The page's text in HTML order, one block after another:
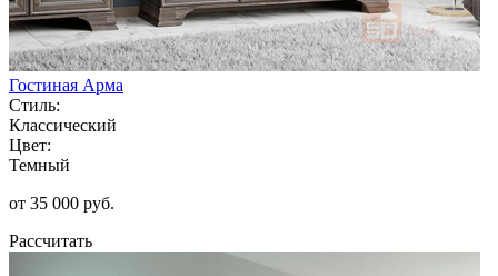
Гостиная Арма
Стиль:
Классический
Цвет:
Темный
от 35 000 руб.
Рассчитать